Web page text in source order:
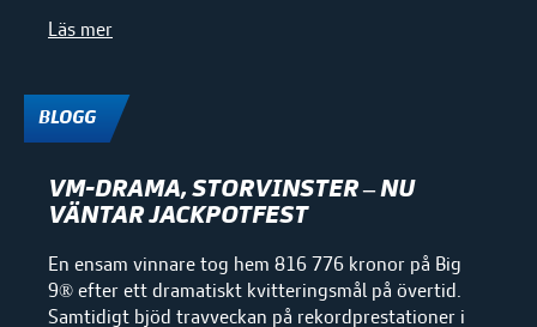
Läs mer
BLOGG
VM-DRAMA, STORVINSTER – NU
VÄNTAR JACKPOTFEST
En ensam vinnare tog hem 816 776 kronor på Big
9® efter ett dramatiskt kvitteringsmål på övertid.
Samtidigt bjöd travveckan på rekordprestationer i